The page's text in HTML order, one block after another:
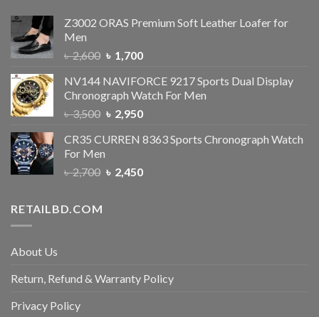
Z3002 ORAS Premium Soft Leather Loafer for
Men
৳2,600 ৳ 1,700
NV144 NAVIFORCE 9217 Sports Dual Display
Chronograph Watch For Men
৳3,500 ৳ 2,950
CR35 CURREN 8363 Sports Chronograph Watch
For Men
৳2,700 ৳ 2,450
RETAILBD.COM
About Us
Return, Refund & Warranty Policy
Privacy Policy